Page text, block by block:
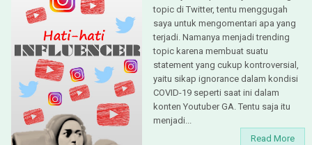
topic di Twitter, tentu menggugah
saya untuk mengomentari apa yang
terjadi. Namanya menjadi trending
topic karena membuat suatu
statement yang cukup kontroversial,
yaitu sikap ignorance dalam kondisi
COVID-19 seperti saat ini dalam
konten Youtuber GA. Tentu saja itu
menjadi...
Read More